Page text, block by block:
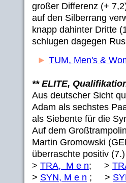
großer Differenz (+
auf den Silberrang
knapp dahinter Dritte
schlugen dagegen
► TUM, Men's &
** ELITE,
Aus deutscher Sicht
Adam als sechstes
als Siebente für die
Auf dem
Martin Gromowski
überraschte positiv
> TRA, M e n; >
> SYN, M e n ; >